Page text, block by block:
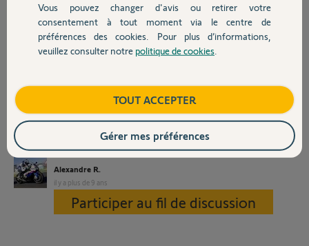
Devis avec un pro
Contact
Moins pratique à modifier en cas d'absence par rapport aux autres
zones ou on bascule de confort en eco rapidement (PJ)
Peut-être n'ai je pas tout vu sur les fonctionnalités.
Alexandre R.
il y a plus de 9 ans
Participer au fil de discussion
Vous pouvez changer d'avis ou retirer votre
consentement à tout moment via le centre de
préférences des cookies. Pour plus d’informations,
veuillez consulter notre politique de cookies
TOUT ACCEPTER
Gérer mes préférences